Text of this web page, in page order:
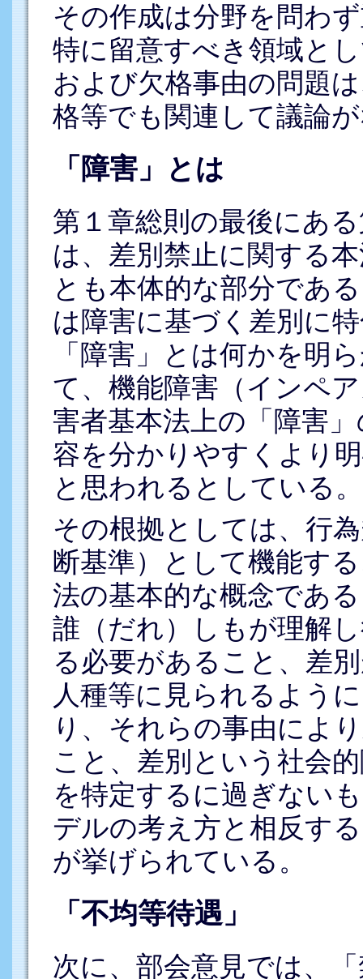
その作成は分野を問わ
特に留意すべき領域と
および欠格事由の問題
格等でも関連して議論
「障害」とは
第１章総則の最後にあ
は、差別禁止に関する
とも本体的な部分であ
は障害に基づく差別に
「障害」とは何かを明
て、機能障害（インペ
害者基本法上の「障害
容を分かりやすくより
と思われるとしている。
その根拠としては、行
断基準）として機能す
法の基本的な概念であ
誰（だれ）しもが理解
る必要があること、差
人種等に見られるよう
り、それらの事由によ
こと、差別という社会
を特定するに過ぎない
デルの考え方と相反す
が挙げられている。
「不均等待遇」
次に、部会意見では、